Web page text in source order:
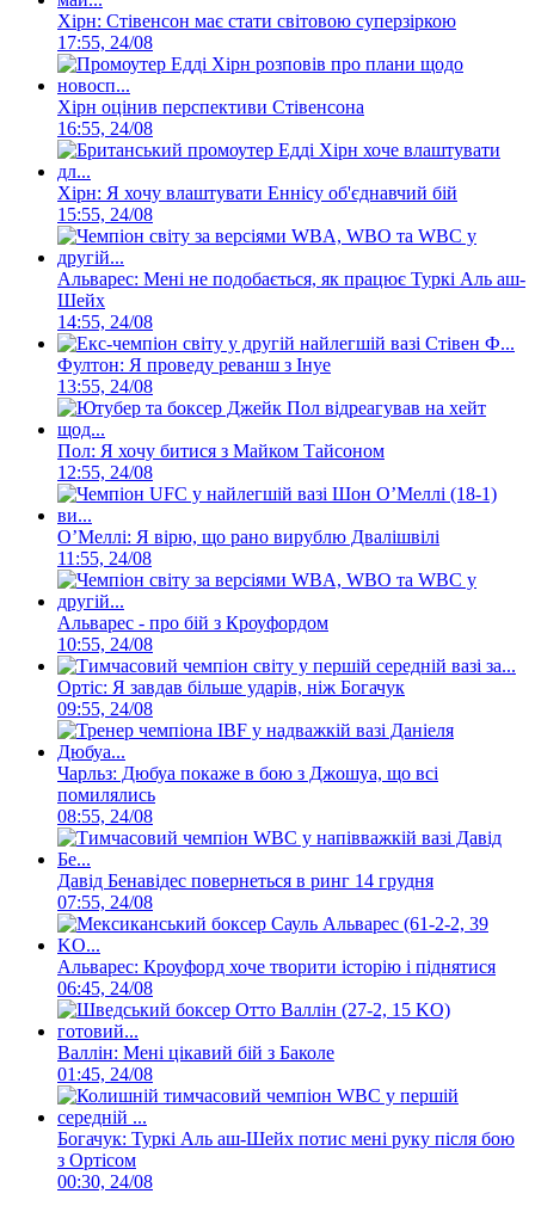
Хірн: Стівенсон має стати світовою суперзіркою
17:55, 24/08
Хірн оцінив перспективи Стівенсона
16:55, 24/08
Хірн: Я хочу влаштувати Еннісу об'єднавчий бій
15:55, 24/08
Альварес: Мені не подобається, як працює Туркі Аль аш-
Шейх
14:55, 24/08
Фултон: Я проведу реванш з Інуе
13:55, 24/08
Пол: Я хочу битися з Майком Тайсоном
12:55, 24/08
О’Меллі: Я вірю, що рано вирублю Двалішвілі
11:55, 24/08
Альварес - про бій з Кроуфордом
10:55, 24/08
Ортіс: Я завдав більше ударів, ніж Богачук
09:55, 24/08
Чарльз: Дюбуа покаже в бою з Джошуа, що всі
помилялись
08:55, 24/08
Давід Бенавідес повернеться в ринг 14 грудня
07:55, 24/08
Альварес: Кроуфорд хоче творити історію і піднятися
06:45, 24/08
Валлін: Мені цікавий бій з Баколе
01:45, 24/08
Богачук: Туркі Аль аш-Шейх потис мені руку після бою
з Ортісом
00:30, 24/08